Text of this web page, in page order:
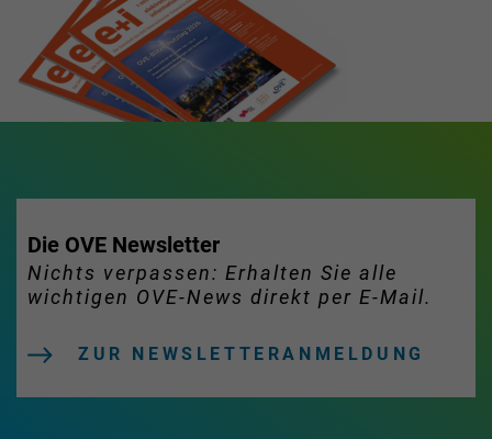
Die OVE Newsletter
Nichts verpassen: Erhalten Sie alle
wichtigen OVE-News direkt per E-Mail.
ZUR NEWSLETTERANMELDUNG